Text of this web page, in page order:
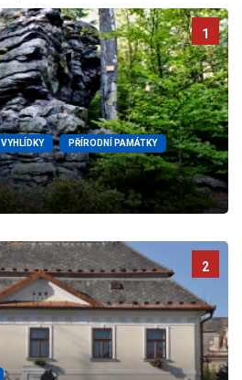
1
VYHLÍDKY PŘÍRODNÍ PAMÁTKY
2